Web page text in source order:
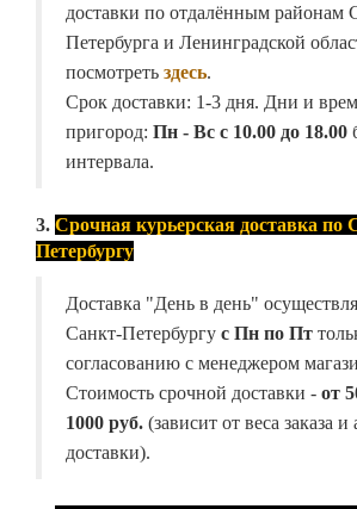
доставки по отдалённым районам
Петербурга и Ленинградской
посмотреть здесь.
Срок доставки: 1-3 дня. Дни и
пригород: Пн - Вс с 10.00 до 18.00
интервала.
3. Срочная курьерская доставка по
Петербургу
Доставка "День в день"
Санкт-Петербургу с Пн по Пт
согласованию с менеджером
Стоимость срочной доставки - от
1000 руб. (зависит от веса заказа и
доставки).